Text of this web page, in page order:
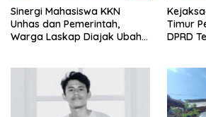
Sinergi Mahasiswa KKN
Unhas dan Pemerintah,
Warga Laskap Diajak Ubah
Timur Periksa
DPRD Terkait Kasus